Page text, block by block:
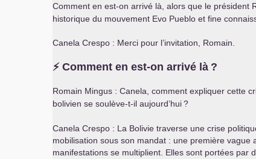
Comment en est-on arrivé là, alors que le président
historique du mouvement Evo Pueblo et fine
Canela Crespo : Merci pour l’invitation, Romain.
⚡ Comment en est-on arrivé là ?
Romain Mingus : Canela, comment expliquer cette
bolivien se soulève-t-il aujourd’hui?
Canela Crespo : La Bolivie traverse une crise
mobilisation sous son mandat : une première
manifestations se multiplient. Elles sont portées par